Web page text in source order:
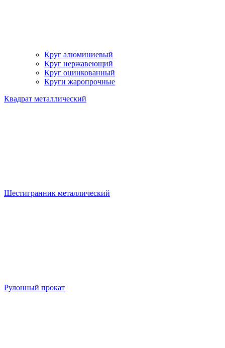
Круг алюминиевый
Круг нержавеющий
Круг оцинкованный
Круги жаропрочные
Квадрат металлический
Шестигранник металлический
Рулонный прокат